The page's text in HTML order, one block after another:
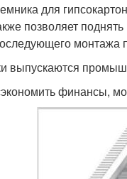
для
позволяет
монтажа
выпускаются
финансы,